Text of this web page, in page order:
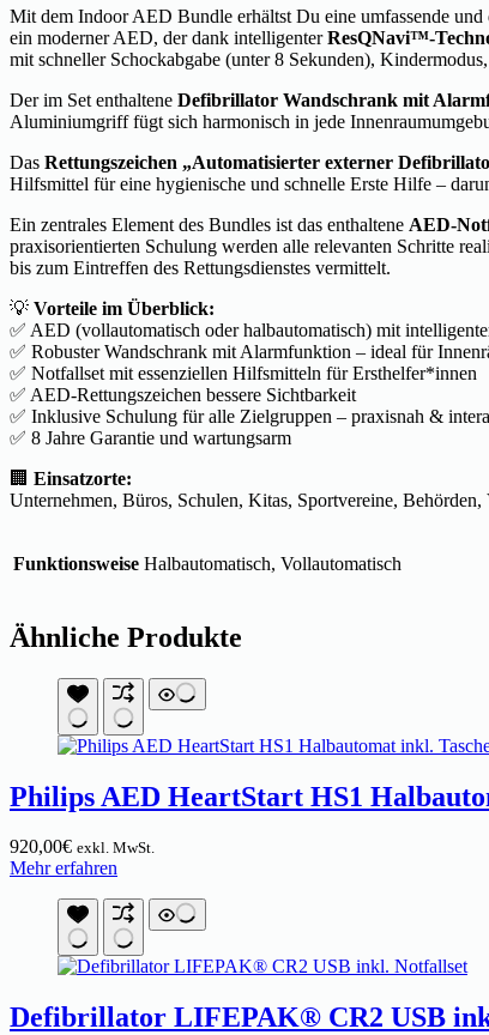
Mit dem Indoor AED Bundle erhältst Du eine umfassende
ein moderner AED, der dank intelligenterResQNavi™-
mit schneller Schockabgabe (unter 8 Sekunden),
Der im Set enthaltene Defibrillator Wandschrank mit
Aluminiumgriff fügt sich harmonisch in jede
Das Rettungszeichen „Automatisierter externer
Hilfsmittel für eine hygienische und schnelle Erste Hilfe –
Ein zentrales Element des Bundles ist das enthaltene AED-
praxisorientierten Schulung werden alle relevanten Schritte
bis zum Eintreffen des Rettungsdienstes vermittelt.
💡 Vorteile im Überblick:
✅ AED (vollautomatisch oder halbautomatisch) mit
✅ Robuster Wandschrank mit Alarmfunktion – ideal für
✅ Notfallset mit essenziellen Hilfsmitteln für Ersthelfer*innen
✅ AED-Rettungszeichen bessere Sichtbarkeit
✅ Inklusive Schulung für alle Zielgruppen – praxisnah &
✅ 8 Jahre Garantie und wartungsarm
🏢 Einsatzorte:
Unternehmen, Büros, Schulen, Kitas, Sportvereine,
Funktionsweise Halbautomatisch, Vollautomatisch
Ähnliche Produkte
Philips AED HeartStart HS1
920,00€ exkl. MwSt.
Mehr erfahren
Defibrillator LIFEPAK® CR2 USB